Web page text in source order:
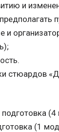
и
и
стюардов
подготовка
(1